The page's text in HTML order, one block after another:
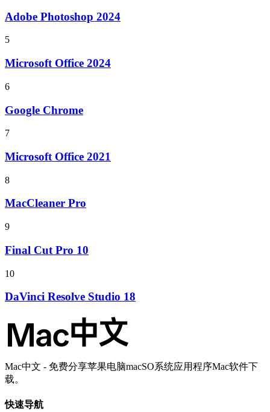
Adobe Photoshop 2024
5
Microsoft Office 2024
6
Google Chrome
7
Microsoft Office 2021
8
MacCleaner Pro
9
Final Cut Pro 10
10
DaVinci Resolve Studio 18
Mac中文 - 免费分享苹果电脑macSO系统应用程序Mac软件下
载。
快速导航